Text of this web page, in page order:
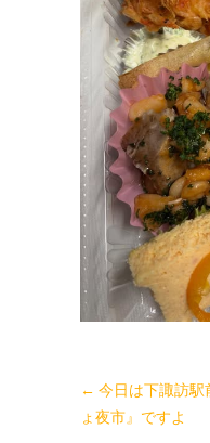
← 今日は下諏訪駅
ょ夜市』ですよ